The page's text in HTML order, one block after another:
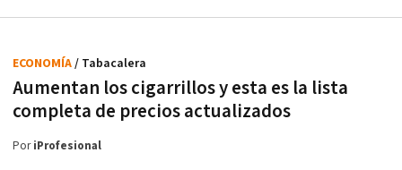
Aumentan los cigarrillos y esta es la lista
completa de precios actualizados
ECONOMÍA/ Tabacalera
PoriProfesional